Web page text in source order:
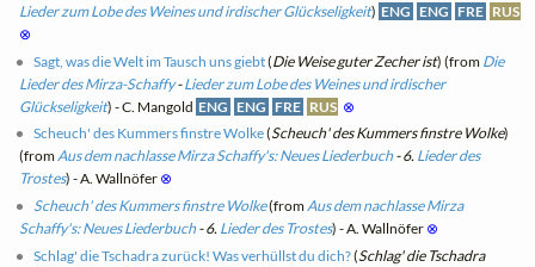
Lieder zum Lobe des Weines und irdischer Glückseligkeit) ENG ENG FRE RUS
⊗
Sagt, was die Welt im Tausch uns giebt(Die Weise guter Zecher ist) (from Die
Lieder des Mirza-Schaffy-Lieder zum Lobe des Weines und irdischer
Glückseligkeit) - C. Mangold ENG ENG FRE RUS ⊗
Scheuch' des Kummers finstre Wolke(Scheuch' des Kummers finstre Wolke)
(fromAus dem nachlasse Mirza Schaffy's: Neues Liederbuch - 6. Lieder des
Trostes) - A. Wallnöfer ⊗
Scheuch' des Kummers finstre Wolke(fromAus dem nachlasse Mirza
Schaffy's: Neues Liederbuch - 6. Lieder des Trostes) - A. Wallnöfer ⊗
Schlag' die Tschadra zurück! Was verhüllst du dich?(Schlag' die Tschadra